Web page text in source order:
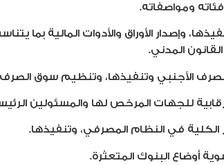
فئاته ومواصفاته.
وإصدار الأوراق والأدوات المالية
الأجنبي وتنفيذها، وتنظيم سوق الصرف
للجهات المرخص لها والمسئولين
الكلية في النظام المصرفي، وتنفيذها.
أوضاع البنوك المتعثرة.